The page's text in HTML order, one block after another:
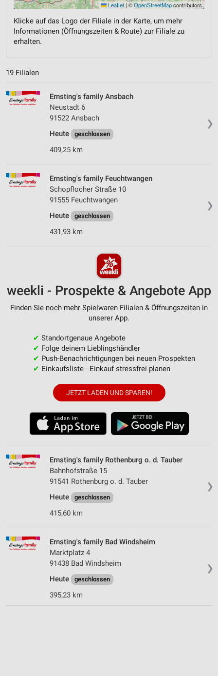
Leaflet | ©OpenStreetMapcontributors
Klicke auf das Logo der Filiale in der Karte, um mehr
Informationen (Öffnungszeiten & Route) zur Filiale zu
erhalten.
19 Filialen
❯
Ernsting's family Ansbach
Neustadt 6
91522 Ansbach
Heute
geschlossen
409,25 km
❯
Ernsting's family Feuchtwangen
Schopflocher Straße 10
91555 Feuchtwangen
Heute
geschlossen
431,93 km
weekli - Prospekte & Angebote App
Finden Sie noch mehr Spielwaren Filialen & Öffnungszeiten in
unserer App.
✔ Standortgenaue Angebote
✔ Folge deinem Lieblingshändler
✔ Push-Benachrichtigungen bei neuen Prospekten
✔ Einkaufsliste - Einkauf stressfrei planen
JETZT LADEN UND SPAREN!
❯
Ernsting's family Rothenburg o. d. Tauber
Bahnhofstraße 15
91541 Rothenburg o. d. Tauber
Heute
geschlossen
415,60 km
❯
Ernsting's family Bad Windsheim
Marktplatz 4
91438 Bad Windsheim
Heute
geschlossen
395,23 km